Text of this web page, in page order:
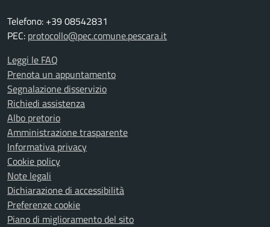
Telefono: +39 08542831
PEC: protocollo@pec.comune.pescara.it
Leggi le FAQ
Prenota un appuntamento
Segnalazione disservizio
Richiedi assistenza
Albo pretorio
Amministrazione trasparente
Informativa privacy
Cookie policy
Note legali
Dichiarazione di accessibilità
Preferenze cookie
Piano di miglioramento del sito